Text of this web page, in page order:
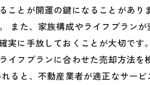
ことが開運の鍵になることがあ
また、家族構成やライフプラン
に手放しておくことが大切です
イフプランに合わせた売却方法
ると、不動産業者が適正なサー